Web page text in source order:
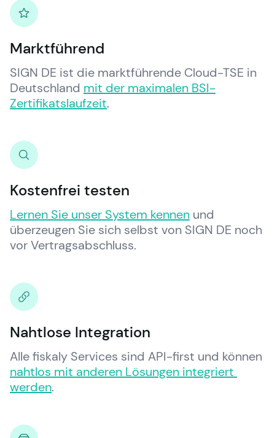
Marktführend
SIGN DE ist die marktführende Cloud-TSE in
Deutschland mit der maximalen BSI-
Zertifikatslaufzeit.
Kostenfrei testen
Lernen Sie unser System kennen und
überzeugen Sie sich selbst von SIGN DE noch
vor Vertragsabschluss.
Nahtlose Integration
Alle fiskaly
nahtlos mit anderen Lösungen integriert
werden.